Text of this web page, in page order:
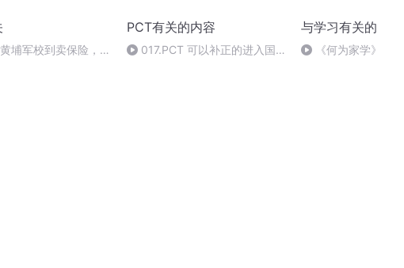
埔军校到卖保险，是
PCT有关的内容
017.PCT 可以补正的进入国
与学习有关的
《何为家学》